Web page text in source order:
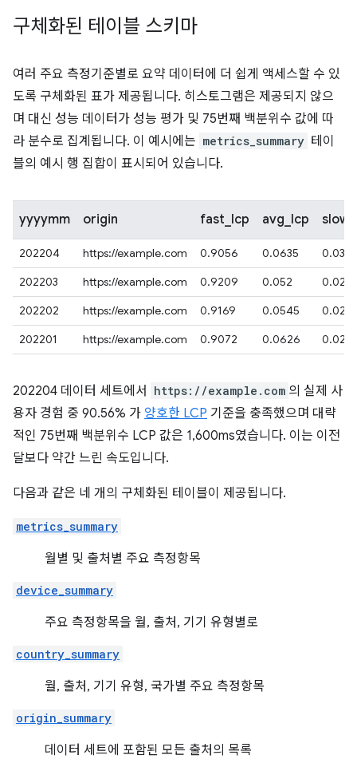
구체화된 테이블 스키마
여러 주요 측정기준별로 요약 데이터에 더 쉽게 액세스할 수 있
도록 구체화된 표가 제공됩니다. 히스토그램은 제공되지 않으
며 대신 성능 데이터가 성능 평가 및 75번째 백분위수 값에 따
라 분수로 집계됩니다. 이 예시에는 metrics_summary 테이
블의 예시 행 집합이 표시되어 있습니다.
yyyymm origin fast_lcp avg_lcp
202204 https://example.com 0.9056 0.0635
0.0301
202203
https://example.com 0.9209 0.052
202202
https://example.com 0.9169 0.0545
202201
https://example.com 0.9072 0.0626
202204 데이터 세트에서 https://example.com 의 실제 사
용자 경험 중 90.56% 가 양호한 LCP 기준을 충족했으며 대략
적인 75번째 백분위수 LCP 값은 1,600ms였습니다. 이는 이전
달보다 약간 느린 속도입니다.
다음과 같은 네 개의 구체화된 테이블이 제공됩니다.
metrics_summary
월별 및 출처별 주요 측정항목
device_summary
주요 측정항목을 월, 출처, 기기 유형별로
country_summary
월, 출처, 기기 유형, 국가별 주요 측정항목
origin_summary
데이터 세트에 포함된 모든 출처의 목록